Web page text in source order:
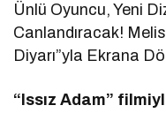
Ünlü Oyuncu, Yeni
Canlandıracak!
Diyarı”yla Ekrana
“Issız Adam”